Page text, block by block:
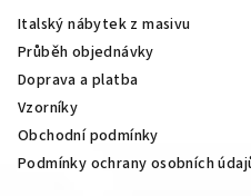
Italský nábytek z masivu
Průběh objednávky
Doprava a platba
Vzorníky
Obchodní podmínky
Podmínky ochrany osobních